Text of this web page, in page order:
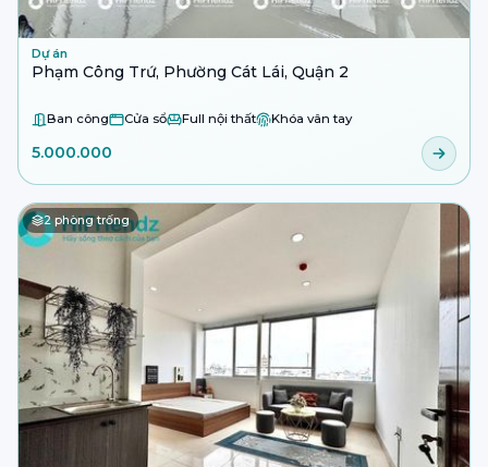
Dự án
Phạm Công Trứ, Phường Cát Lái, Quận 2
Ban công Cửa sổ Full nội thất Khóa vân tay
5.000.000
2phòng trống